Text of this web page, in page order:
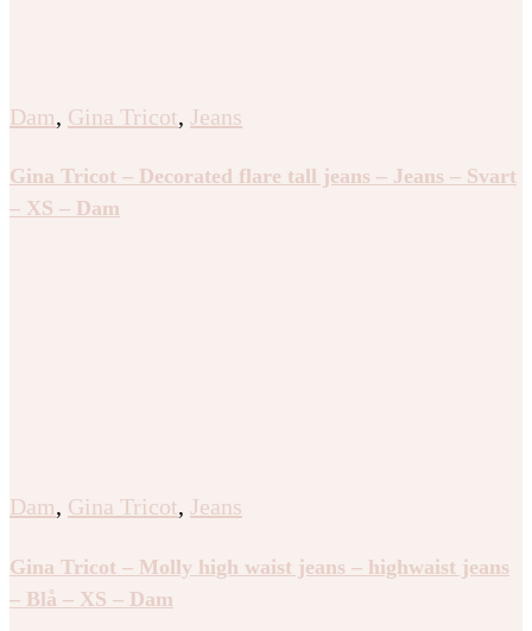
Dam, Gina Tricot, Jeans
Gina Tricot – Decorated flare tall jeans – Jeans – Svart
– XS – Dam
Dam, Gina Tricot, Jeans
Gina Tricot – Molly high waist jeans – highwaist jeans
– Blå – XS – Dam